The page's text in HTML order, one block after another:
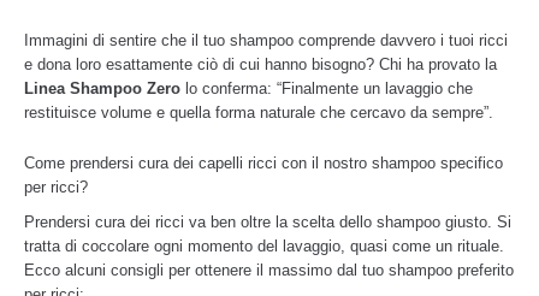
Immagini di sentire che il tuo shampoo comprende davvero i tuoi ricci
e dona loro esattamente ciò di cui hanno bisogno? Chi ha provato la
Linea Shampoo Zero lo conferma: “Finalmente un lavaggio che
restituisce volume e quella forma naturale che cercavo da sempre”.
Come prendersi cura dei capelli ricci con il nostro shampoo specifico
per ricci?
Prendersi cura dei ricci va ben oltre la scelta dello shampoo giusto. Si
tratta di coccolare ogni momento del lavaggio, quasi come un rituale.
Ecco alcuni consigli per ottenere il massimo dal tuo shampoo preferito